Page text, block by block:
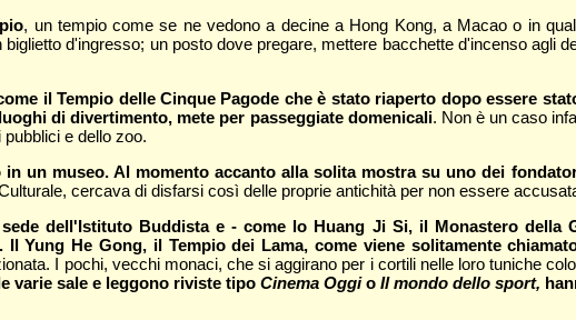
, un tempio come se ne vedono a decine a Hong Kong, a Macao o in
d'ingresso; un posto dove pregare, mettere bacchette d'incenso agli
il Tempio delle Cinque Pagode che è stato riaperto dopo essere
di divertimento, mete per passeggiate domenicali. Non è un caso
e dello zoo.
un museo. Al momento accanto alla solita mostra su uno dei
cercava di disfarsi così delle proprie antichità per non essere
dell'Istituto Buddista e - come lo Huang Ji Si, il Monastero della
Yung He Gong, il Tempio dei Lama, come viene solitamente
I pochi, vecchi monaci, che si aggirano per i cortili nelle loro tuniche
varie sale e leggono riviste tipoCinema OggioIl mondo dello sport,